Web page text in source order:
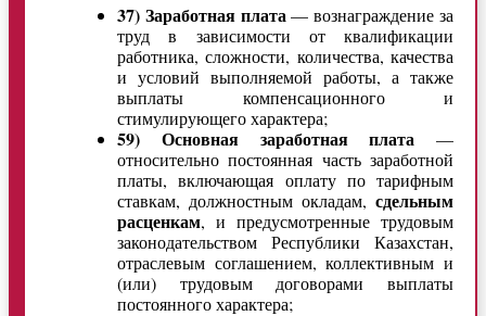
37) Заработная плата — вознаграждение за
труд в зависимости от квалификации
работника, сложности, количества, качества
и условий выполняемой работы, а также
выплаты компенсационного и
стимулирующего характера;
59) Основная заработная плата —
относительно постоянная часть заработной
платы, включающая оплату по тарифным
ставкам, должностным окладам, сдельным
расценкам, и предусмотренные трудовым
законодательством Республики Казахстан,
отраслевым соглашением, коллективным и
(или) трудовым договорами выплаты
постоянного характера;